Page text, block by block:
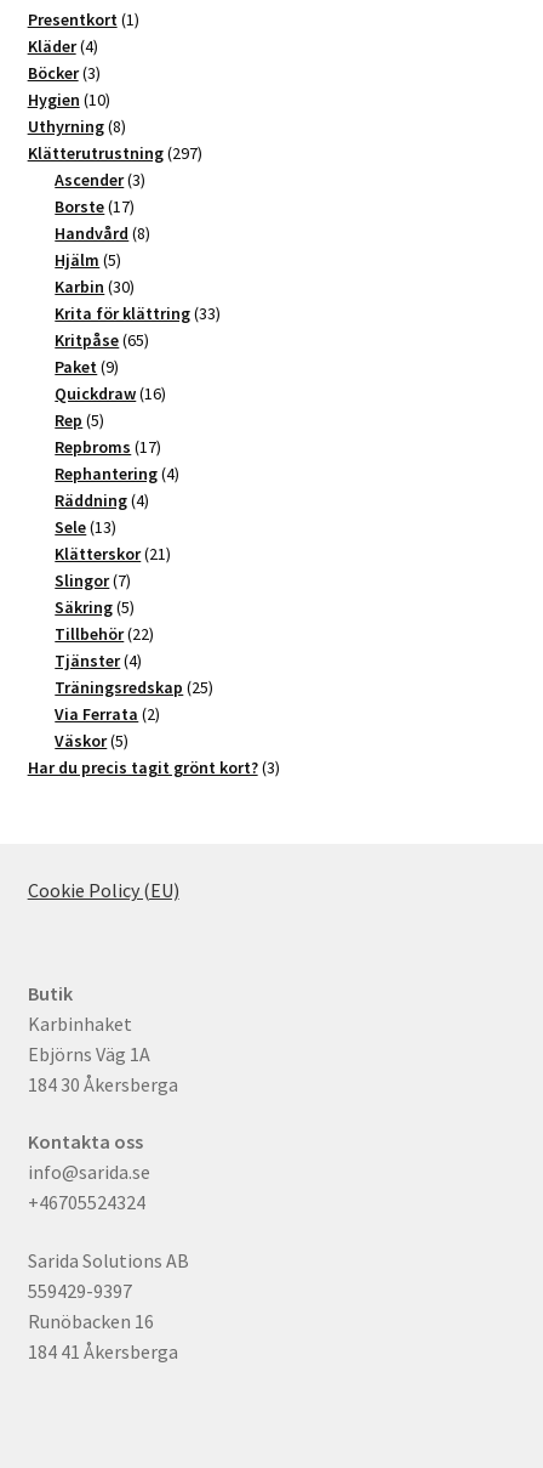
Presentkort 11
Kläder 44
produkter
Böcker 33
produkter
Hygien 1010
produkter
Uthyrning 88
produkter
Klätterutrustning 297297
Ascender 33
Borste 1717
produkter
Handvård 88
Hjälm 55
produkter
Karbin 3030
produkter
Krita för klättring 3333
Kritpåse 6565
Paket 99
produkter
Quickdraw 1616
Rep 55
produkter
Repbroms 1717
produkter
Rephantering 44
Räddning 44
Sele 1313
produkter
Klätterskor 2121
Slingor 77
produkter
Säkring 55
produkter
Tillbehör 2222
Tjänster 44
produkter
Träningsredskap 2525
Via Ferrata 22
Väskor 55
produkter
Har du precis tagit grönt kort? 33
Cookie Policy (EU)
Butik
Karbinhaket
Ebjörns Väg 1A
184 30 Åkersberga
Kontakta oss
info@sarida.se
+46705524324
Sarida Solutions AB
559429-9397
Runöbacken 16
184 41 Åkersberga